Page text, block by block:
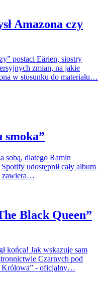
Amazona czy
postaci Eärien, siostry
zmian, na jakie
w stosunku do materiału…
smoka”
sobą, dlatego Ramin
udostępnił cały album
zawiera…
Black Queen”
końca! Jak wskazuje sam
Czarnych pod
Królowa” - oficjalny…